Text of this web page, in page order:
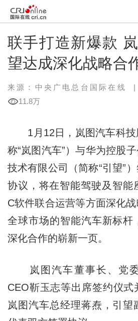
联手打造新爆款
望达成深化战略合
来源：中央广电总台国际在线
11.8万
1月12日，岚图汽车科技
称“岚图汽车”）与华为控股
技术有限公司（简称“引望”
协议，将在智能驾驶及智能
C软件联合运营等方面深化
全球市场的智能汽车新标杆
深化合作的崭新一页。
岚图汽车董事长、党委
CEO靳玉志等出席签约仪式
岚图汽车总经理蒋焘，引望